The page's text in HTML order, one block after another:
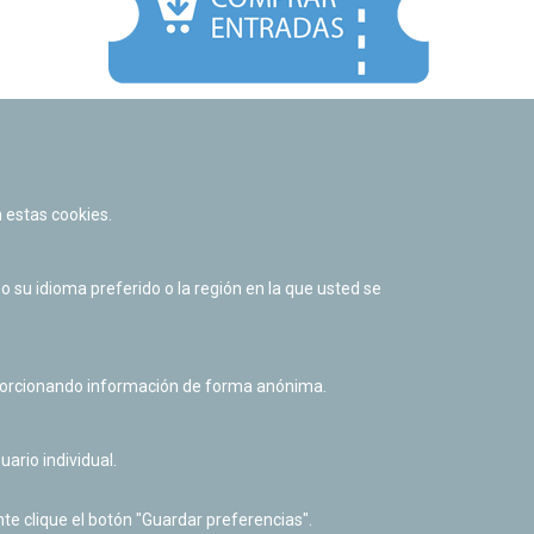
Política de cookies
Derecho de acceso a información pública
cookies.
su idioma preferido o la región en la que usted se
información de forma anónima.
individual.
clique el botón "Guardar preferencias".